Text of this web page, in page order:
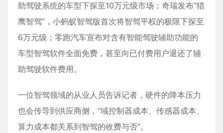
助驾驶系统的车型下探至10万元级市场；奇瑞发布“猎
鹰智驾”，小蚂蚁智驾版首次将智驾平权的极限下探至
6万元级；零跑汽车宣布对含有智能驾驶辅助功能的
车型智驾软件全面免费，甚至向已付费用户退还了辅
助驾驶软件费用。
一位智驾领域的从业人员告诉记者，硬件的降本压力
也会传导到供应商侧，“域控制器成本、传感器成本、
算力成本都关系到智驾的收费与否”。